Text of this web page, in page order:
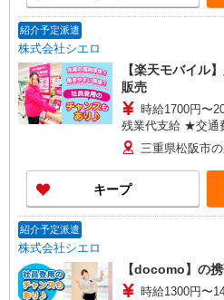
紹介予定派遣
株式会社シエロ
【楽天モバイル
販売
時給1700円〜
残業代支給 ★交通
+゜・。○。・゜+
万円支給(規定有) お友達を紹介頂くと, インセンテ
ィブ支給(規定有) ★月2回払い・週払い可能（規程
有）★ ゜・。○。
三重県松阪市
キープ
紹介予定派遣
株式会社シエロ
【docomo】の
時給1300円〜